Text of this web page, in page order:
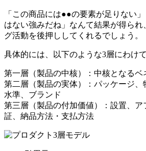
「この商品には●●の要素が足りない
はない強みだね」なんて結果が得ら
グ活動を後押ししてくれるでしょう。
具体的には、以下のような3層にわけ
第一層（製品の中核）：中核となるベ
第二層（製品の実体）：パッケージ
水準、ブランド
第三層（製品の付加価値）：設置、ア
証、納品方法・支払方法